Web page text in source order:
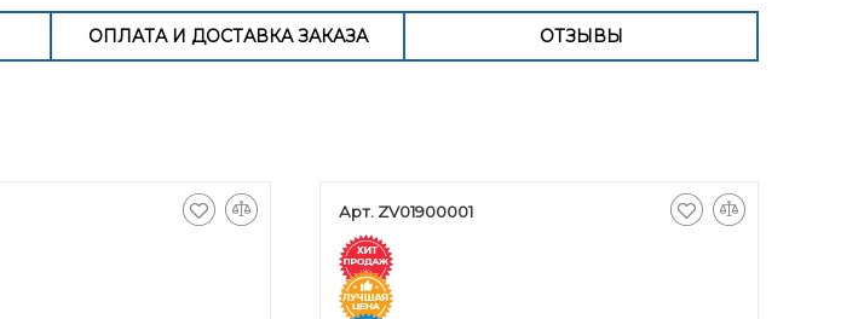
ОПЛАТА И ДОСТАВКА ЗАКАЗА ОТЗЫВЫ
Арт. ZV01900001